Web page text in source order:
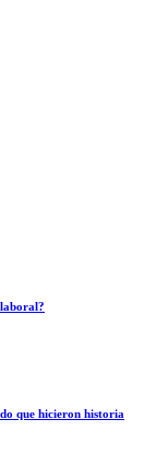
que hicieron historia